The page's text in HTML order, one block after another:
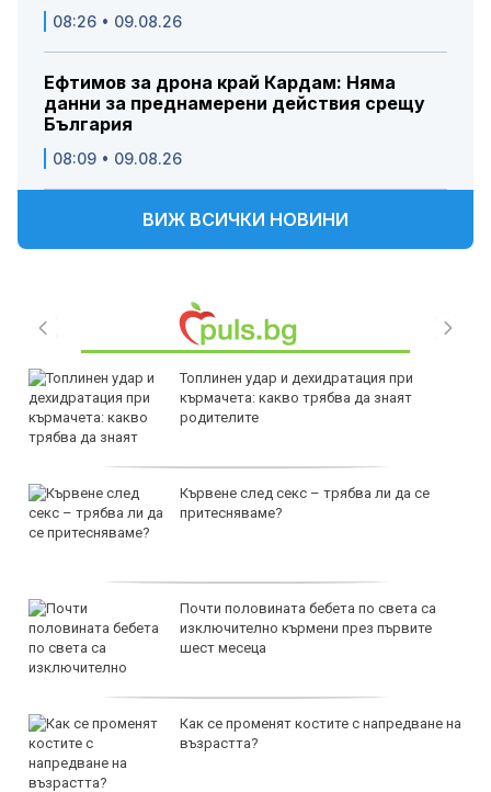
08:26 • 09.08.26
Ефтимов за дрона край Кардам: Няма
данни за преднамерени действия срещу
България
08:09 • 09.08.26
ВИЖ ВСИЧКИ НОВИНИ
Топлинен удар и дехидратация при
кърмачета: какво трябва да знаят
родителите
Кървене след секс – трябва ли да се
притесняваме?
Почти половината бебета по света са
изключително кърмени през първите
шест месеца
Как се променят костите с напредване на
възрастта?